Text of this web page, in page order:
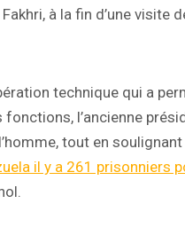
à la fin d’une visite
technique qui a
l’ancienne
tout en soulignant
il y a 261 prisonniers